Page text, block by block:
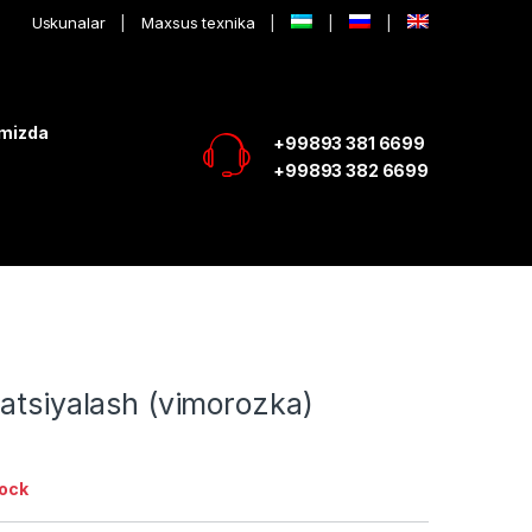
Uskunalar Maxsus texnika
+99893 381 6699
+99893 382 6699
(vimorozka)